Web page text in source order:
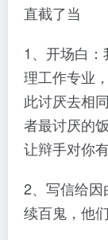
直截了当
1、开场白
理工作专业
此讨厌去相
者最讨厌的
让辩手对你
2、写信给
续百鬼，他